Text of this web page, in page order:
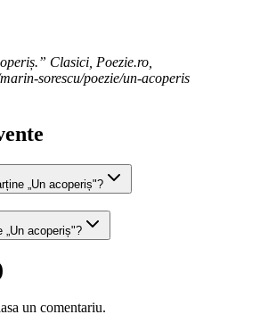
Clasici, Poezie.ro,
sorescu/poezie/un-acoperis
„Un acoperiș"?
acoperiș"?
un comentariu.